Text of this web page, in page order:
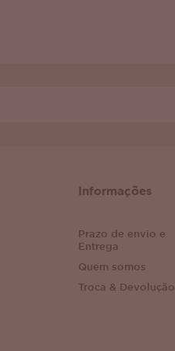
Informações
Prazo de envio e
Entrega
Quem somos
Troca & Devolução